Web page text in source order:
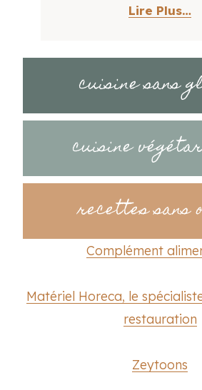
Lire Plus…
cuisine sans
cuisine
recettes sans
Complément
Matériel Horeca, le
restauration
Zeytoons